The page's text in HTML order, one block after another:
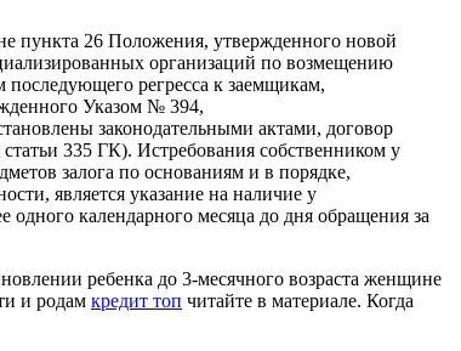
пункта 26 Положения, утвержденного новой
организаций по возмещению
последующего регресса к заемщикам,
Указом № 394,
законодательными актами, договор
335 ГК). Истребования собственником у
залога по основаниям и в порядке,
является указание на наличие у
календарного месяца до дня обращения за
ребенка до 3-месячного возраста женщине
и родам кредит топ читайте в материале. Когда